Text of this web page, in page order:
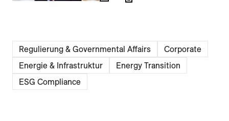
Regulierung & Governmental Affairs
Corporate
Energie & Infrastruktur
Energy Transition
ESG Compliance